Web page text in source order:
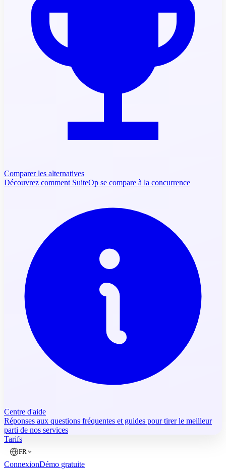
Comparer les alternatives
Découvrez comment SuiteOp se compare à la concurrence
Centre d'aide
Réponses aux questions fréquentes et guides pour tirer le meilleur
parti de nos services
Tarifs
FR
ConnexionDémo gratuite